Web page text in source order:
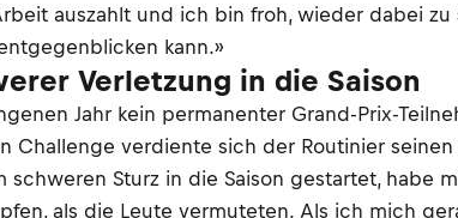
auszahlt und ich bin froh, wieder dabei
kann.»
Verletzung in die Saison
Jahr kein permanenter Grand-Prix-
Challenge verdiente sich der Routinier
Sturz in die Saison gestartet,
als die Leute vermuteten. Als ich mich